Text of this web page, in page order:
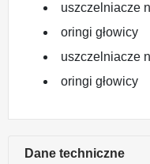
uszczelniacze
oringi głowicy
uszczelniacze
oringi głowicy
Dane techniczne